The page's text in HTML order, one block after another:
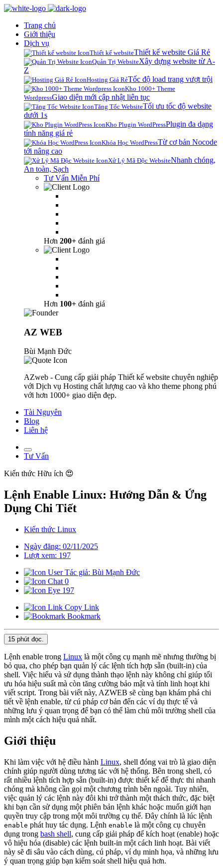
Trang chủ
Giới thiệu
Dịch vụ
Thiết kế websiteThiết kế website Giá Rẻ
Quản Trị WebsiteXây dựng website từ A-
Z
Hosting Giá RẻTốc độ load trang vượt trội
Kho 1000+ Theme
WordpressGiao diện mới cập nhật liên tục
Tăng Tốc WebsiteTối ưu tốc độ website
dưới 1s
Kho Plugin WordPressPlugin đa dạng
tính năng giá rẻ
Khóa Học WordPressTừ cơ bản Nocode
tới nâng cao
Xử Lý Mã Độc WebsiteNhanh chóng,
An toàn, Sạch
Tư Vấn Miễn Phí
Hơn 200+ đánh giá
Hơn 100+ đánh giá
AZ WEB
Bùi Mạnh Đức
AZweb - Cung cấp giải pháp Thiết kế website chuyên nghiệp
với Dịch vụ Hosting chất lượng cao và kho theme phong phú
với hơn 1000+ giao diện đẹp.
Tài Nguyên
Blog
Liên hệ
Tư Vấn
Kiến thức Hữu ích 😍
Lệnh Enable Linux: Hướng Dẫn & Ứng
Dụng Chi Tiết
Kiến thức Linux
Ngày đăng: 02/11/2025
Lượt xem: 197
Tác giả: Bùi Mạnh Đức
0
197
Copy Link
Bookmark
15 phút đọc.
Lệnh enable trong Linux là một công cụ mạnh mẽ nhưng thường bị
bỏ qua, cho phép bạn quản lý các lệnh tích hợp sẵn (built-in) của
shell. Việc hiểu và sử dụng thành thạo lệnh này không chỉ giúp tối
ưu hóa hiệu suất mà còn tăng cường bảo mật và tính linh hoạt khi
viết script. Trong bài viết này, AZWEB sẽ cùng bạn khám phá chi
tiết về lệnh enable, từ cú pháp cơ bản đến các ví dụ thực tế và
những lưu ý quan trọng để bạn có thể làm chủ môi trường shell của
mình một cách hiệu quả nhất.
Giới thiệu
Khi làm việc với hệ điều hành Linux, shell đóng vai trò là giao diện
chính giúp người dùng tương tác với hệ thống. Bên trong shell, có
rất nhiều lệnh tích hợp sẵn (built-in) được thiết kế để thực thi nhanh
chóng mà không cần gọi một chương trình bên ngoài. Tuy nhiên,
việc quản lý các lệnh này đôi khi trở thành một thách thức, đặc biệt
khi bạn cần sử dụng một phiên bản lệnh khác hoặc muốn giới hạn
quyền truy cập trong một môi trường cụ thể. Đây chính là lúc lệnh
enable phát huy tác dụng. Lệnh enable là một công cụ chuyên
dụng trong bash shell, cung cấp giải pháp để kích hoạt (enable) hoặc
vô hiệu hóa (disable) các lệnh built-in một cách linh hoạt. Bài viết
này sẽ đi sâu vào cách dùng, cú pháp, ví dụ minh họa, và những lưu
ý quan trọng giúp bạn kiểm soát shell hiệu quả hơn.